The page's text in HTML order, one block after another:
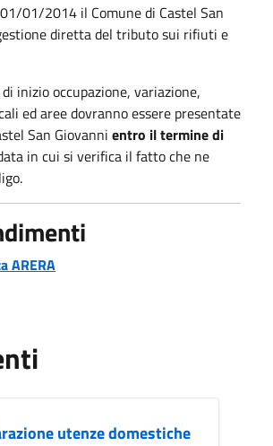
01/2014 il Comune di Castel San
diretta del tributo sui rifiuti e
inizio occupazione, variazione,
ed aree dovranno essere presentate
San Giovanni entro il termine di
in cui si verifica il fatto che ne
ARERA
utenze domestiche